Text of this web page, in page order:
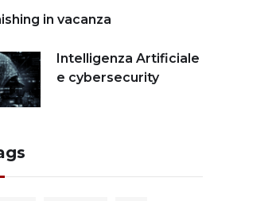
in vacanza
Intelligenza Artificiale
e cybersecurity